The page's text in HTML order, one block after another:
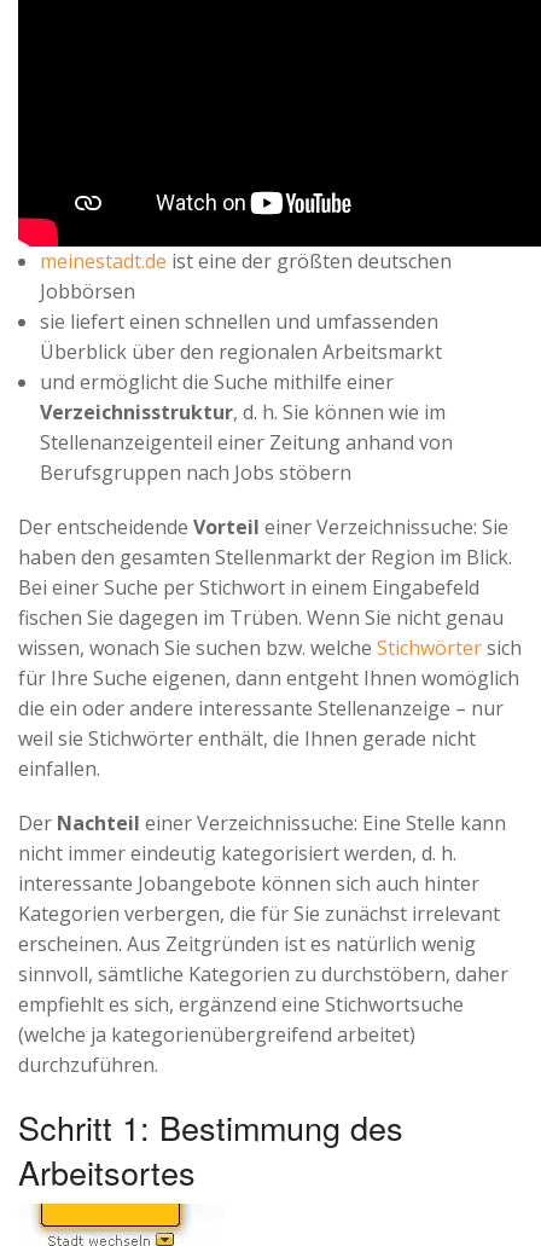
meinestadt.de ist eine der größten deutschen
Jobbörsen
sie liefert einen schnellen und umfassenden
Überblick über den regionalen Arbeitsmarkt
und ermöglicht die Suche mithilfe einer
Verzeichnisstruktur, d. h. Sie können wie im
Stellenanzeigenteil einer Zeitung anhand von
Berufsgruppen nach Jobs stöbern
Der entscheidende Vorteil einer Verzeichnissuche: Sie
haben den gesamten Stellenmarkt der Region im Blick.
Bei einer Suche per Stichwort in einem Eingabefeld
fischen Sie dagegen im Trüben. Wenn Sie nicht genau
wissen, wonach Sie suchen bzw. welche Stichwörtersich
für Ihre Suche eigenen, dann entgeht Ihnen womöglich
die ein oder andere interessante Stellenanzeige – nur
weil sie Stichwörter enthält, die Ihnen gerade nicht
einfallen.
Der Nachteil einer Verzeichnissuche: Eine Stelle kann
nicht immer eindeutig kategorisiert werden, d. h.
interessante Jobangebote können sich auch hinter
Kategorien verbergen, die für Sie zunächst irrelevant
erscheinen. Aus Zeitgründen ist es natürlich wenig
sinnvoll, sämtliche Kategorien zu durchstöbern, daher
empfiehlt es sich, ergänzend eine Stichwortsuche
(welche ja kategorienübergreifend arbeitet)
durchzuführen.
Schritt 1: Bestimmung des
Arbeitsortes